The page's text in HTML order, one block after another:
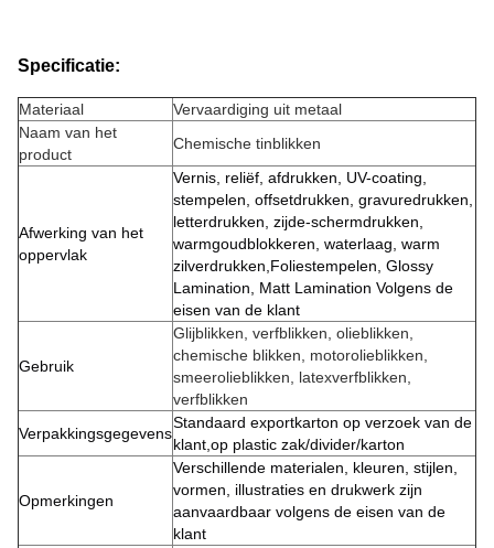
Specificatie:
Materiaal
Vervaardiging uit metaal
Naam van het
product
Chemische tinblikken
Afwerking van het
oppervlak
Vernis, reliëf, afdrukken, UV-coating,
stempelen, offsetdrukken, gravuredrukken,
letterdrukken, zijde-schermdrukken,
warmgoudblokkeren, waterlaag, warm
zilverdrukken,Foliestempelen, Glossy
Lamination, Matt Lamination Volgens de
eisen van de klant
Gebruik
Glijblikken, verfblikken, olieblikken,
chemische blikken, motorolieblikken,
smeerolieblikken, latexverfblikken,
verfblikken
Verpakkingsgegevens
Standaard exportkarton op verzoek van de
klant,op plastic zak/divider/karton
Opmerkingen
Verschillende materialen, kleuren, stijlen,
vormen, illustraties en drukwerk zijn
aanvaardbaar volgens de eisen van de
klant